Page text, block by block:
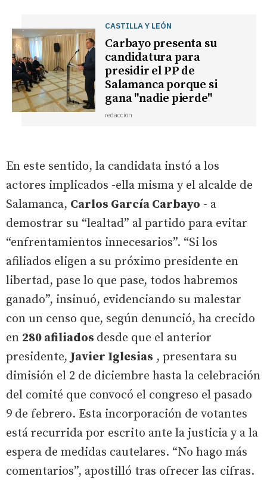
CASTILLA Y LEÓN
Carbayo presenta su
candidatura para
presidir el PP de
Salamanca porque si
gana "nadie pierde"
redaccion
En este sentido, la candidata instó a los
actores implicados -ella misma y el alcalde de
Salamanca, Carlos García Carbayo - a
demostrar su “lealtad” al partido para evitar
“enfrentamientos innecesarios”. “Si los
afiliados eligen a su próximo presidente en
libertad, pase lo que pase, todos habremos
ganado”, insinuó, evidenciando su malestar
con un censo que, según denunció, ha crecido
en 280 afiliados desde que el anterior
presidente, Javier Iglesias , presentara su
dimisión el 2 de diciembre hasta la celebración
del comité que convocó el congreso el pasado
9 de febrero. Esta incorporación de votantes
está recurrida por escrito ante la justicia y a la
espera de medidas cautelares. “No hago más
comentarios”, apostilló tras ofrecer las cifras.